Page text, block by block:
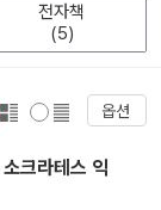
전자책
(5)
옵션
크라테스 익